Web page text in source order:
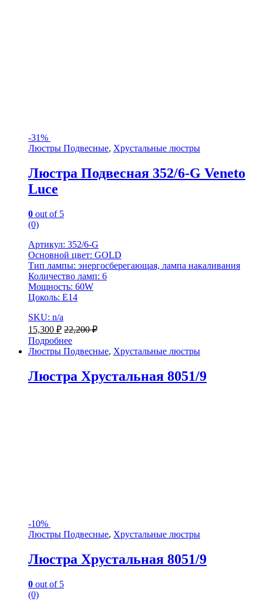
-31%
Люстры Подвесные, Хрустальные люстры
Люстра Подвесная 352/6-G Veneto
Luce
0 out of 5
(0)
Артикул: 352/6-G
Основной цвет: GOLD
Тип лампы: энергосберегающая, лампа накаливания
Количество ламп: 6
Мощность: 60W
Цоколь: Е14
SKU: n/a
15,300 ₽ 22,200₽
Подробнее
Люстры Подвесные, Хрустальные люстры
Люстра Хрустальная 8051/9
-10%
Люстры Подвесные, Хрустальные люстры
Люстра Хрустальная 8051/9
0 out of 5
(0)